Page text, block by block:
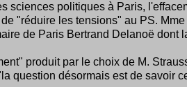
sciences politiques à Paris,
"réduire les tensions" au PS. Mme
de Paris Bertrand Delanoë dont
produit par le choix de M.
question désormais est de savoir